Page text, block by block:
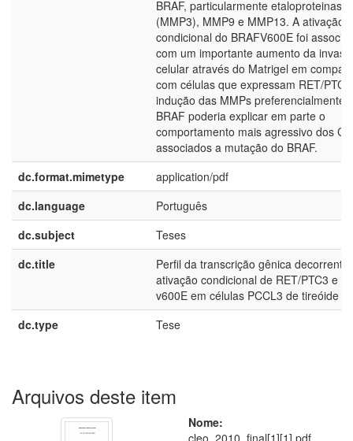
BRAF, particularmente etaloproteinase
(MMP3), MMP9 e MMP13. A ativação
condicional do BRAFV600E foi
com um importante aumento da
celular através do Matrigel em
com células que expressam RET/
indução das MMPs preferencialmente
BRAF poderia explicar em parte o
comportamento mais agressivo dos
associados a mutação do BRAF.
dc.format.mimetype
application/pdf
dc.language
Português
dc.subject
Teses
dc.title
Perfil da transcrição gênica decorrente
ativação condicional de RET/PTC3 e
v600E em células PCCL3 de tireóide
dc.type
Tese
Arquivos deste item
Nome:
cleo_2010_final[1][1].pdf